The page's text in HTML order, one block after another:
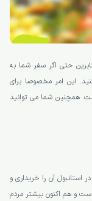
2 سال اعتبار دارد، بنابرین حتی اگر سفر شما به
این امر مخصوصا برای
همچنین شما می توانید
استانبول آن را خریداری و
و هم اکنون بیشتر مردم